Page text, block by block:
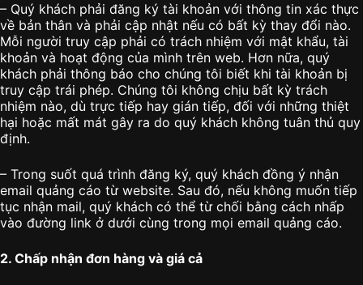
– Quý khách phải đăng ký tài khoản với thông tin xác thực
về bản thân và phải cập nhật nếu có bất kỳ thay đổi nào.
Mỗi người truy cập phải có trách nhiệm với mật khẩu, tài
khoản và hoạt động của mình trên web. Hơn nữa, quý
khách phải thông báo cho chúng tôi biết khi tài khoản bị
truy cập trái phép. Chúng tôi không chịu bất kỳ trách
nhiệm nào, dù trực tiếp hay gián tiếp, đối với những thiệt
hại hoặc mất mát gây ra do quý khách không tuân thủ quy
định.
– Trong suốt quá trình đăng ký, quý khách đồng ý nhận
email quảng cáo từ website. Sau đó, nếu không muốn tiếp
tục nhận mail, quý khách có thể từ chối bằng cách nhấp
vào đường link ở dưới cùng trong mọi email quảng cáo.
2. Chấp nhận đơn hàng và giá cả